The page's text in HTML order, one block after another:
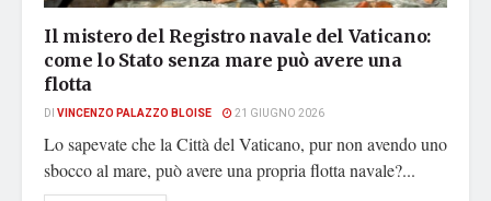
Il mistero del Registro navale del Vaticano:
come lo Stato senza mare può avere una
flotta
DI VINCENZO PALAZZO BLOISE 21 GIUGNO 2026
Lo sapevate che la Città del Vaticano, pur non avendo uno
sbocco al mare, può avere una propria flotta navale?...